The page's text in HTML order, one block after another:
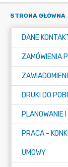
STRONA GŁÓWNA
DRUKI DO
UMOWY